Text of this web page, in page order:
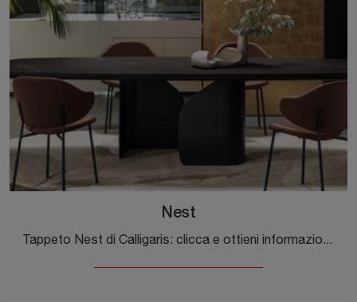
Nest
Tappeto Nest di Calligaris: clicca e ottieni informazioni sui Complementi e tappeti moderni in tessuto del noto e conosciuto marchio!